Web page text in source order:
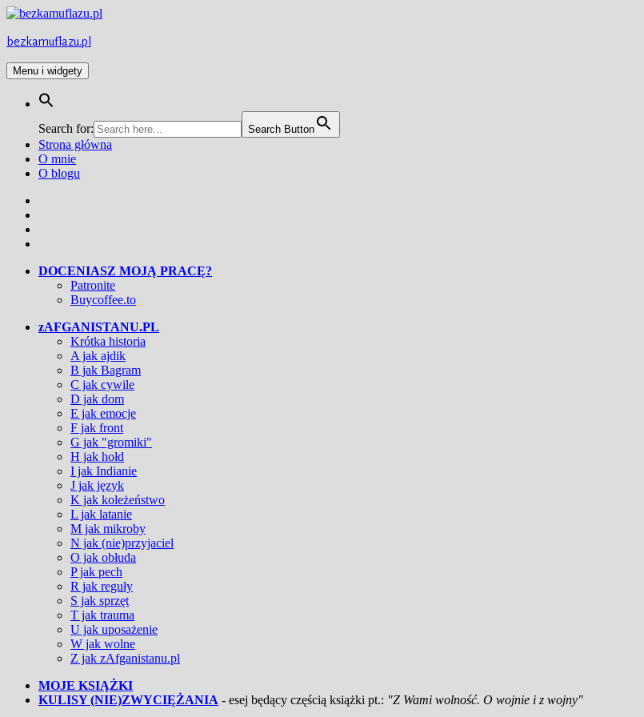
Przejdź
treści
bezkamuflazu.pl
Menu i widgety
Search for: Search Button
Strona główna
O mnie
O blogu
DOCENIASZ MOJĄ PRACĘ?
Patronite
Buycoffee.to
zAFGANISTANU.PL
Krótka historia
A jak ajdik
B jak Bagram
C jak cywile
D jak dom
E jak emocje
F jak front
G jak "gromiki"
H jak hołd
I jak Indianie
J jak język
K jak koleżeństwo
L jak latanie
M jak mikroby
N jak (nie)przyjaciel
O jak obłuda
P jak pech
R jak reguły
S jak sprzęt
T jak trauma
U jak uposażenie
W jak wolne
Z jak zAfganistanu.pl
MOJE KSIĄŻKI
KULISY (NIE)ZWYCIĘŻANIA - esej będący częścią książki pt.: "Z Wami wolność. O wojnie i z wojny"